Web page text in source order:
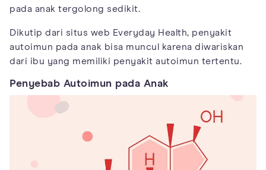
pada anak tergolong sedikit.
Dikutip dari situs web Everyday Health, penyakit
autoimun pada anak bisa muncul karena diwariskan
dari ibu yang memiliki penyakit autoimun tertentu.
Penyebab Autoimun pada Anak